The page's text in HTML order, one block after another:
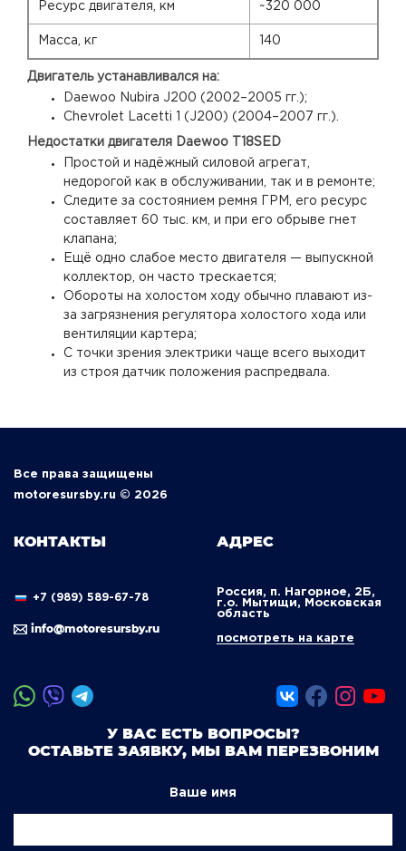
Ресурс двигателя, км ~320 000
Масса, кг 140
Двигатель устанавливался на:
Daewoo Nubira J200 (2002–2005 гг.);
Chevrolet Lacetti 1 (J200) (2004–2007 гг.).
Недостатки двигателя Daewoo T18SED
Простой и надёжный силовой агрегат,
недорогой как в обслуживании, так и в ремонте;
Следите за состоянием ремня ГРМ, его ресурс
составляет 60 тыс. км, и при его обрыве гнет
клапана;
Ещё одно слабое место двигателя — выпускной
коллектор, он часто трескается;
Обороты на холостом ходу обычно плавают из-
за загрязнения регулятора холостого хода или
вентиляции картера;
С точки зрения электрики чаще всего выходит
из строя датчик положения распредвала.
Все права защищены
motoresursby.ru © 2026
КОНТАКТЫ
+7 (989) 589-67-78
info@motoresursby.ru
АДРЕС
Россия, п. Нагорное, 2Б,
г.о. Мытищи, Московская
область
посмотреть на карте
У ВАС ЕСТЬ ВОПРОСЫ?
ОСТАВЬТЕ ЗАЯВКУ, МЫ ВАМ ПЕРЕЗВОНИМ
Ваше имя